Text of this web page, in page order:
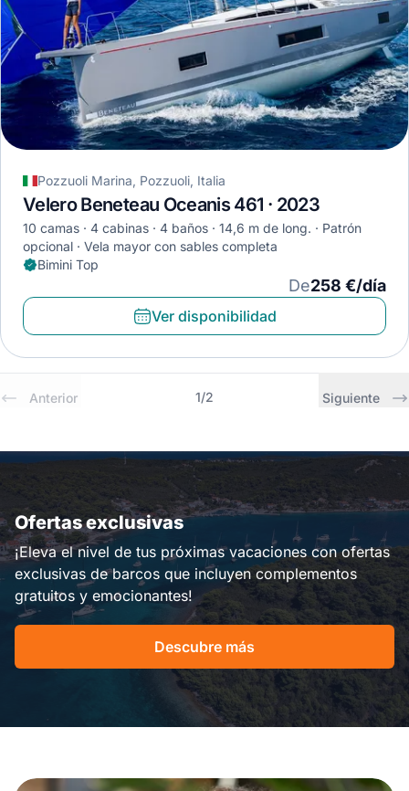
Pozzuoli Marina, Pozzuoli, Italia
Velero Beneteau Oceanis 461 · 2023
10 camas 4 cabinas 4 baños 14,6 m de long.
Patrón
opcional
Vela mayor con sables completa
Bimini Top
De258 €/día
Ver disponibilidad
Anterior 1/2 Siguiente
Ofertas exclusivas
¡Eleva el nivel de tus próximas vacaciones con ofertas
exclusivas de barcos que incluyen complementos
gratuitos y emocionantes!
Descubre más